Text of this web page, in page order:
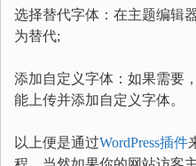
选择替代字体：在主题编辑
为替代;
添加自定义字体：如果需要
能上传并添加自定义字体。
以上便是通过WordPress插件